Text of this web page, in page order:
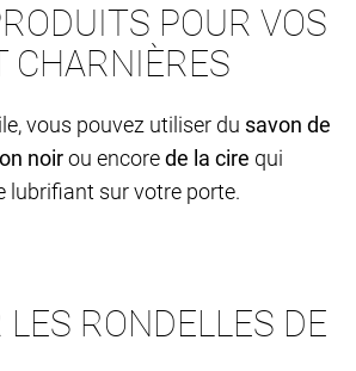
POUR VOS
CHARNIÈRES
vous pouvez utiliser du savon de
noirou encorede la cire qui
lubrifiant sur votre porte.
RONDELLES DE